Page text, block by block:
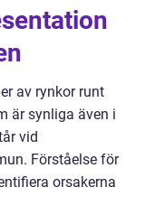
av rynkor runt
är synliga även i
vid
Förståelse för
orsakerna